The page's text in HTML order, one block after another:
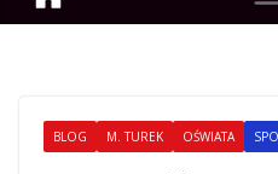
BLOG M. TUREK OŚWIATA